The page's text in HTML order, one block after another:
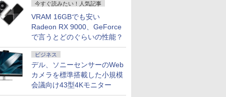
今すぐ読みたい！人気記事
VRAM 16GBでも安い
Radeon RX 9000、GeForce
で言うとどのぐらいの性能？
ビジネス
デル、ソニーセンサーのWeb
カメラを標準搭載した小規模
会議向け43型4Kモニター